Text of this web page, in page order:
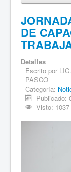
DE
Detalles
Escrito por
PASCO
Categoría:
Publicado:
Visto: 1037